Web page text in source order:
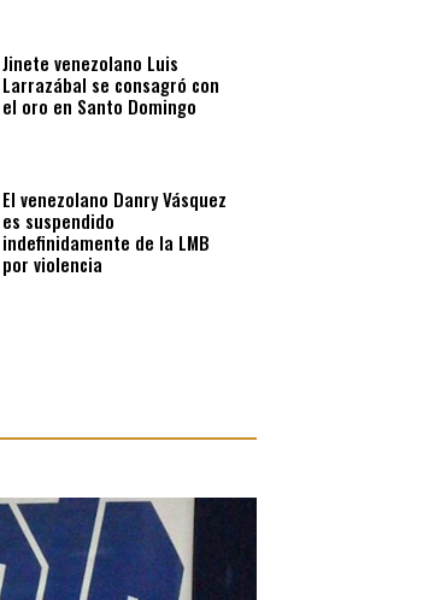
Jinete venezolano Luis
Larrazábal se consagró con
el oro en Santo Domingo
El venezolano Danry Vásquez
es suspendido
indefinidamente de la LMB
por violencia